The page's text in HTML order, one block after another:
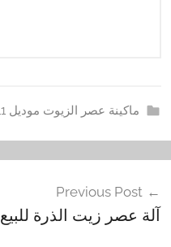
ماكينة عصر الزيوت موديل 811 ماركة المهندس منسي
ة
المقالات
Previous Post
آلة عصر زيت الذرة للبيع